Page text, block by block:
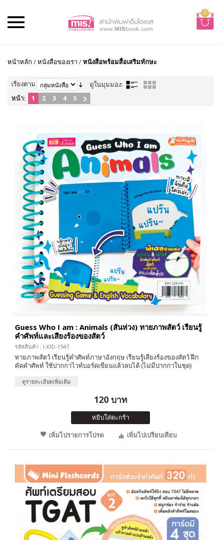
0
หน้าหลัก /หนังสือของเรา /หนังสือพร้อมสื่อเสริมทักษะ
เรียงตาม
ดูในมุมมอง:
หน้า:
1 2 3 4 5
Guess Who I am : Animals (สันห่วง) ทายภาพสัตว์ เรียนรู้
คำศัพท์และเสียงร้องของสัตว์
รหัสสินค้า : I-KID-1547
ทายภาพสัตว์ เรียนรู้คำศัพท์ภาษาอังกฤษ เรียนรู้เสียงร้องของสัตว์ ฝึก
คัดคำศัพท์ ใช้ปากกาไวท์บอร์ดเขียนแล้วลบได้ (ไม่มีปากกาในชุด)
ดูรายละเอียดเพิ่มเติม
120 บาท
หยิบใส่ตะกร้า
เพิ่มไปรายการโปรด
เพิ่มไปเปรียบเทียบ